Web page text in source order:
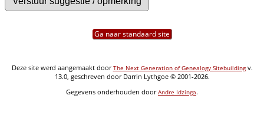
Ga naar standaard site
Deze site werd aangemaakt doorThe Next Generation of Genealogy Sitebuildingv.
13.0, geschreven door Darrin Lythgoe © 2001-2026.
Gegevens onderhouden doorAndre Idzinga.